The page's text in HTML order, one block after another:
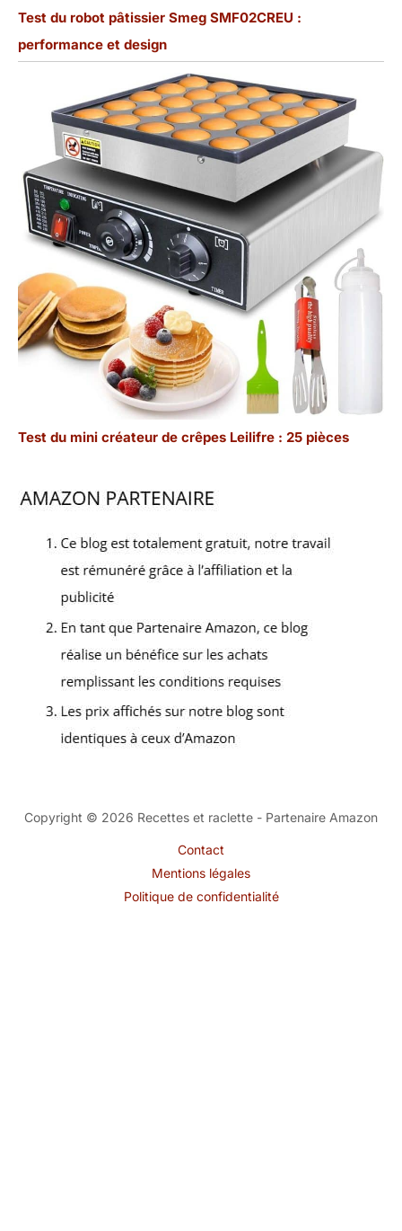
Test du robot pâtissier Smeg SMF02CREU :
performance et design
Test du mini créateur de crêpes Leilifre : 25 pièces
Copyright © 2026 Recettes et raclette - Partenaire Amazon
Contact
Mentions légales
Politique de confidentialité